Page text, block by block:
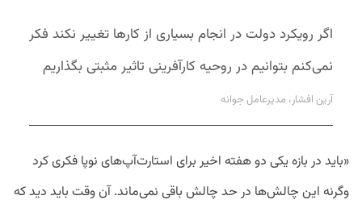
اگر رویکرد دولت در انجام بسیاری از کارها تغییر نکند فکر
نمی‌کنم بتوانیم در روحیه کارآفرینی تاثیر مثبتی بگذاریم
آرین افشار، مدیرعامل جوانه
«باید در بازه یکی دو هفته اخیر برای استارت‌آپ‌های نوپا فکری کرد
وگرنه این چالش‌ها در حد چالش باقی نمی‌ماند. آن وقت باید دید که